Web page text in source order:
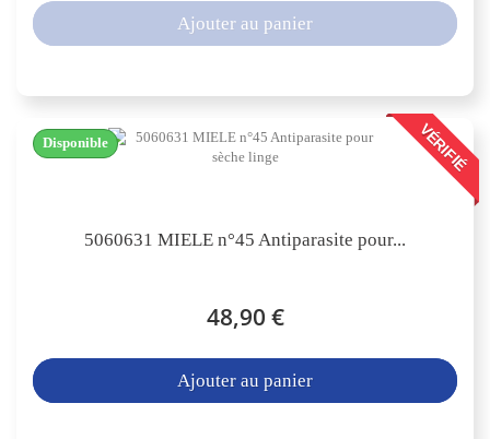
Ajouter au panier
VÉRIFIÉ
5060631 MIELE n°45 Antiparasite pour...
48,90 €
Disponible
Ajouter au panier